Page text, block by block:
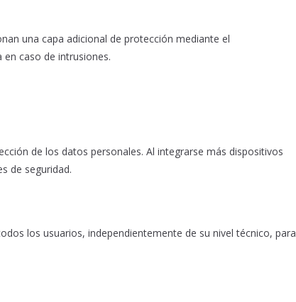
una capa adicional de protección mediante el
caso de intrusiones.
de los datos personales. Al integrarse más dispositivos
de seguridad.
los usuarios, independientemente de su nivel técnico, para